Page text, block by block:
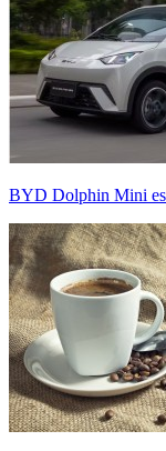
BYD Dolphin Mini